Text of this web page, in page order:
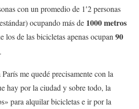
con un promedio de 1′2 personas
ocupando más de 1000 metros
los de las bicicletas apenas ocupan90
me quedé precisamente con la
hay por la ciudad y sobre todo, la
para alquilar bicicletas e ir por la